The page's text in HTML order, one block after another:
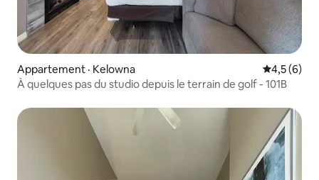
Appartement · Kelowna Note
4,5 (6)
À quelques pas du studio depuis le terrain de golf - 101B